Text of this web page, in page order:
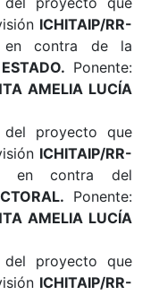
ICHITAIP/RR-
en contra de la
. Ponente:
AMELIA LUCÍA
proyecto que
ICHITAIP/RR-
en contra del
. Ponente:
AMELIA LUCÍA
proyecto que
ICHITAIP/RR-